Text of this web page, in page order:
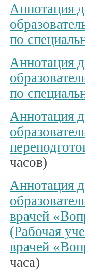
Аннотация
по
Аннотация
по
Аннотация
часов)
Аннотация
врачей
(Рабочая
врачей
часа)